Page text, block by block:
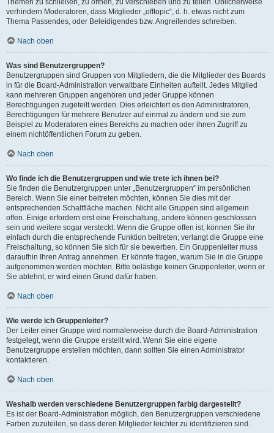
Themen zu schließen, zu öffnen, zu verschieben und zu teilen. Üblicherweise
verhindern Moderatoren, dass Mitglieder „offtopic“, d. h. etwas nicht zum
Thema Passendes, oder Beleidigendes bzw. Angreifendes schreiben.
Nach oben
Was sind Benutzergruppen?
Benutzergruppen sind Gruppen von Mitgliedern, die die Mitglieder des Boards
in für die Board-Administration verwaltbare Einheiten aufteilt. Jedes Mitglied
kann mehreren Gruppen angehören und jeder Gruppe können
Berechtigungen zugeteilt werden. Dies erleichtert es den Administratoren,
Berechtigungen für mehrere Benutzer auf einmal zu ändern und sie zum
Beispiel zu Moderatoren eines Bereichs zu machen oder ihnen Zugriff zu
einem nichtöffentlichen Forum zu geben.
Nach oben
Wo finde ich die Benutzergruppen und wie trete ich ihnen bei?
Sie finden die Benutzergruppen unter „Benutzergruppen“ im persönlichen
Bereich. Wenn Sie einer beitreten möchten, können Sie dies mit der
entsprechenden Schaltfläche machen. Nicht alle Gruppen sind allgemein
offen. Einige erfordern erst eine Freischaltung, andere können geschlossen
sein und weitere sogar versteckt. Wenn die Gruppe offen ist, können Sie ihr
einfach durch die entsprechende Funktion beitreten; verlangt die Gruppe eine
Freischaltung, so können Sie sich für sie bewerben. Ein Gruppenleiter muss
daraufhin Ihren Antrag annehmen. Er könnte fragen, warum Sie in die Gruppe
aufgenommen werden möchten. Bitte belästige keinen Gruppenleiter, wenn er
Sie ablehnt, er wird einen Grund dafür haben.
Nach oben
Wie werde ich Gruppenleiter?
Der Leiter einer Gruppe wird normalerweise durch die Board-Administration
festgelegt, wenn die Gruppe erstellt wird. Wenn Sie eine eigene
Benutzergruppe erstellen möchten, dann sollten Sie einen Administrator
kontaktieren.
Nach oben
Weshalb werden verschiedene Benutzergruppen farbig dargestellt?
Es ist der Board-Administration möglich, den Benutzergruppen verschiedene
Farben zuzuteilen, so dass deren Mitglieder leichter zu identifizieren sind.